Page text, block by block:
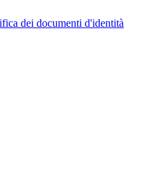
dei documenti d'identità